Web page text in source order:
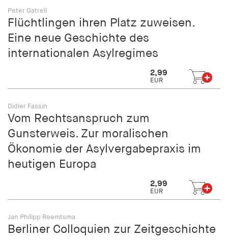
Peter Gatrell
Flüchtlingen ihren Platz zuweisen.
Eine neue Geschichte des
internationalen Asylregimes
2,99
EUR
Didier Fassin
Vom Rechtsanspruch zum
Gunsterweis. Zur moralischen
Ökonomie der Asylvergabepraxis im
heutigen Europa
2,99
EUR
Jan Philipp Reemtsma
Berliner Colloquien zur Zeitgeschichte